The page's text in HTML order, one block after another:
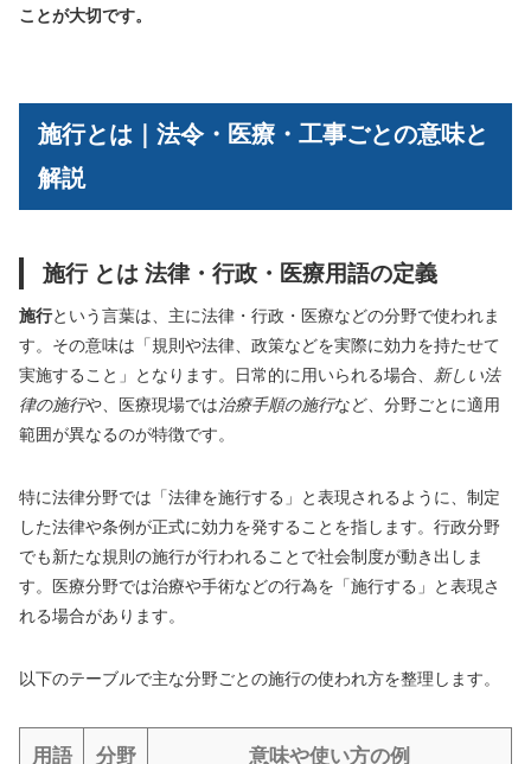
ことが大切です。
施行とは｜法令・医療・工事ごとの意味と
解説
施行 とは 法律・行政・医療用語の定義
施行という言葉は、主に法律・行政・医療などの分野で使われま
す。その意味は「規則や法律、政策などを実際に効力を持たせて
実施すること」となります。日常的に用いられる場合、
新しい法
律の施行や、医療現場では治療手順の施行など、分野ごとに適用
範囲が異なるのが特徴です。
特に法律分野では「法律を施行する」と表現されるように、制定
した法律や条例が正式に効力を発することを指します。行政分野
でも新たな規則の施行が行われることで社会制度が動き出しま
す。医療分野では治療や手術などの行為を「施行する」と表現さ
れる場合があります。
以下のテーブルで主な分野ごとの施行の使われ方を整理します。
用語 分野 意味や使い方の例